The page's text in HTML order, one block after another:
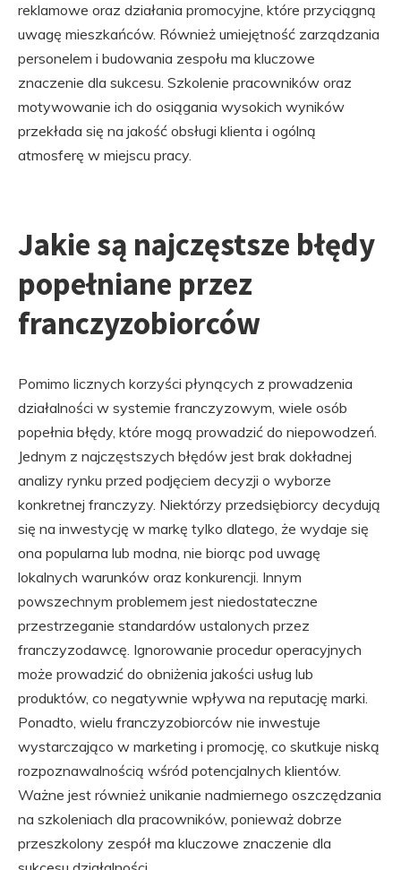
reklamowe oraz działania promocyjne, które przyciągną
uwagę mieszkańców. Również umiejętność zarządzania
personelem i budowania zespołu ma kluczowe
znaczenie dla sukcesu. Szkolenie pracowników oraz
motywowanie ich do osiągania wysokich wyników
przekłada się na jakość obsługi klienta i ogólną
atmosferę w miejscu pracy.
Jakie są najczęstsze błędy
popełniane przez
franczyzobiorców
Pomimo licznych korzyści płynących z prowadzenia
działalności w systemie franczyzowym, wiele osób
popełnia błędy, które mogą prowadzić do niepowodzeń.
Jednym z najczęstszych błędów jest brak dokładnej
analizy rynku przed podjęciem decyzji o wyborze
konkretnej franczyzy. Niektórzy przedsiębiorcy decydują
się na inwestycję w markę tylko dlatego, że wydaje się
ona popularna lub modna, nie biorąc pod uwagę
lokalnych warunków oraz konkurencji. Innym
powszechnym problemem jest niedostateczne
przestrzeganie standardów ustalonych przez
franczyzodawcę. Ignorowanie procedur operacyjnych
może prowadzić do obniżenia jakości usług lub
produktów, co negatywnie wpływa na reputację marki.
Ponadto, wielu franczyzobiorców nie inwestuje
wystarczająco w marketing i promocję, co skutkuje niską
rozpoznawalnością wśród potencjalnych klientów.
Ważne jest również unikanie nadmiernego oszczędzania
na szkoleniach dla pracowników, ponieważ dobrze
przeszkolony zespół ma kluczowe znaczenie dla